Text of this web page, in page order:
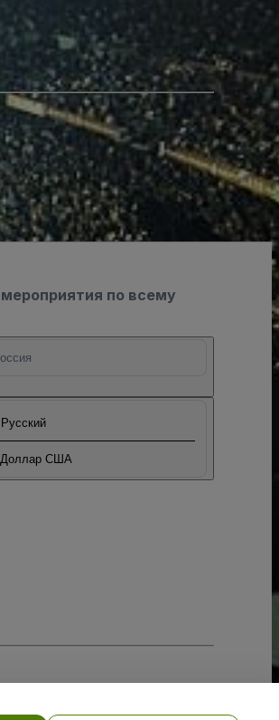
по всему
Русский
Доллар США